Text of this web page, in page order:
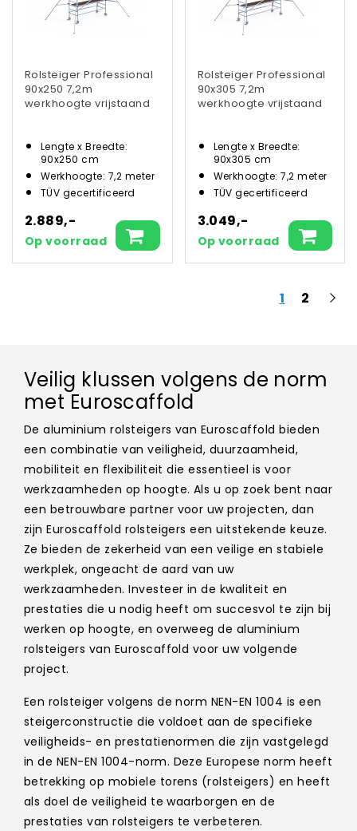
Rolsteiger Professional
90x250 7,2m
werkhoogte vrijstaand
Lengte x Breedte:
90x250 cm
Werkhoogte: 7,2 meter
TÜV gecertificeerd
2.889,-
Op voorraad
Rolsteiger Professional
90x305 7,2m
werkhoogte vrijstaand
Lengte x Breedte:
90x305 cm
Werkhoogte: 7,2 meter
TÜV gecertificeerd
3.049,-
Op voorraad
1 2
Veilig klussen volgens de norm
met Euroscaffold
De aluminium rolsteigers van Euroscaffold bieden
een combinatie van veiligheid, duurzaamheid,
mobiliteit en flexibiliteit die essentieel is voor
werkzaamheden op hoogte. Als u op zoek bent naar
een betrouwbare partner voor uw projecten, dan
zijn Euroscaffold rolsteigers een uitstekende keuze.
Ze bieden de zekerheid van een veilige en stabiele
werkplek, ongeacht de aard van uw
werkzaamheden. Investeer in de kwaliteit en
prestaties die u nodig heeft om succesvol te zijn bij
werken op hoogte, en overweeg de aluminium
rolsteigers van Euroscaffold voor uw volgende
project.
Een rolsteiger volgens de norm NEN-EN 1004 is een
steigerconstructie die voldoet aan de specifieke
veiligheids- en prestatienormen die zijn vastgelegd
in de NEN-EN 1004-norm. Deze Europese norm heeft
betrekking op mobiele torens (rolsteigers) en heeft
als doel de veiligheid te waarborgen en de
prestaties van rolsteigers te verbeteren.